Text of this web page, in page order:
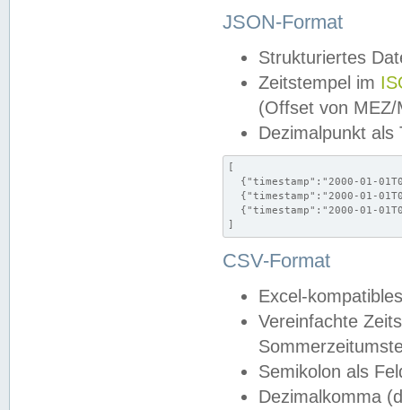
JSON-Format
Strukturiertes
Zeitstempel im
(Offset von MEZ/
Dezimalpunkt als
[
{"timestamp":"2000-01-
{"timestamp":"2000-01-
{"timestamp":"2000-01-
]
CSV-Format
Excel-
Vereinfachte
Semikolon als
Dezimalkomma